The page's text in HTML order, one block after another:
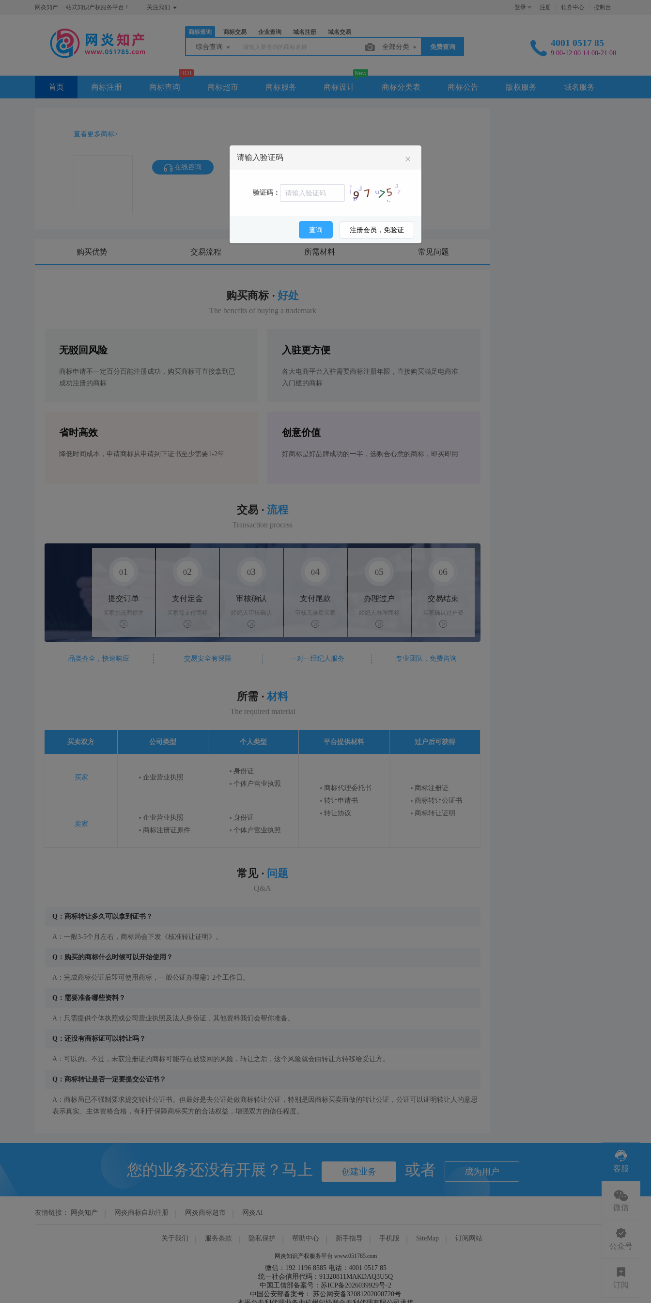
网炎知产-一站式知识产权服务平台！ 关注我们 登录 注册 领券中心 控制台
商标查询 商标交易 企业查询 域名注册 域名交易
综合查询 全部分类 免费查询 4001 0517 85
9:00-12:00 14:00-21:00
首页 商标注册 商标查询
HOT
商标超市 商标服务 商标设计
New
商标分类表 商标公告 版权服务 域名服务
查看更多商标>
在线咨询
联系QQ：
购买优势 交易流程 所需材料 常见问题
购买商标 · 好处
The benefits of buying a trademark
无驳回风险
商标申请不一定百分百能注册成功，购买商标可直接拿到已
成功注册的商标
入驻更方便
各大电商平台入驻需要商标注册年限，直接购买满足电商准
入门槛的商标
省时高效
降低时间成本，申请商标从申请到下证书至少需要1-2年
创意价值
好商标是好品牌成功的一半，选购合心意的商标，即买即用
交易 · 流程
Transaction process
01
提交订单
买家挑选商标并
下单
02
支付定金
买家需支付商标
标价的10%的购
买订金
03
审核确认
经纪人审核确认
商标状态
04
支付尾款
审核无误后买家
支付尾款，卖家
办理相关手续
05
办理过户
经纪人办理商标
转让手续，交付
相关证书
06
交易结束
买家确认过户资
料后，平台解冻
资金支付卖家
品类齐全，快速响应 交易安全有保障 一对一经纪人服务 专业团队，免费咨询
所需 · 材料
The required material
买卖双方 公司类型 个人类型 平台提供材料 过户后可获得
买家 企业营业执照
身份证
个体户营业执照
商标代理委托书
转让申请书
转让协议
商标注册证
商标转让公证书
商标转让证明
卖家
企业营业执照
商标注册证原件
身份证
个体户营业执照
常见 · 问题
Q&A
Q：商标转让多久可以拿到证书？
A：一般3-5个月左右，商标局会下发《核准转让证明》。
Q：购买的商标什么时候可以开始使用？
A：完成商标公证后即可使用商标，一般公证办理需1-2个工作日。
Q：需要准备哪些资料？
A：只需提供个体执照或公司营业执照及法人身份证，其他资料我们会帮你准备。
Q：还没有商标证可以转让吗？
A：可以的。不过，未获注册证的商标可能存在被驳回的风险，转让之后，这个风险就会由转让方转移给受让方。
Q：商标转让是否一定要提交公证书？
A：商标局已不强制要求提交转让公证书。但最好是去公证处做商标转让公证，特别是因商标买卖而做的转让公证，公证可以证明转让人的意思
表示真实、主体资格合格，有利于保障商标买方的合法权益，增强双方的信任程度。
您的业务还没有开展？马上 创建业务 或者 成为用户
友情链接： 网炎知产 网炎商标自助注册 网炎商标超市 网炎AI
关于我们 服务条款 隐私保护 帮助中心 新手指导 手机版 SiteMap 订阅网站
网炎知识产权服务平台 www.051785.com
微信：192 1196 8585 电话：4001 0517 85
统一社会信用代码：91320811MAKDAQ3U5Q
中国工信部备案号：苏ICP备2026039929号-2
中国公安部备案号： 苏公网安备32081202000720号
客服
微信
公众号
订阅
请输入验证码
验证码：
查询 注册会员，免验证